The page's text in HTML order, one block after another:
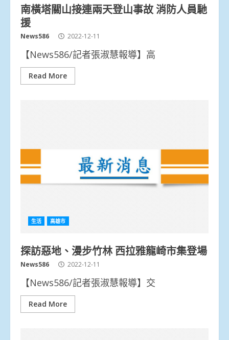
南橫塔關山接連兩天登山事故 消防人員馳
援
News586 2022-12-11
【News586/記者張淑慧報導】高
Read More
生活 高雄市
探訪惡地、漫步竹林 西拉雅龍崎市集登場
News586 2022-12-11
【News586/記者張淑慧報導】交
Read More